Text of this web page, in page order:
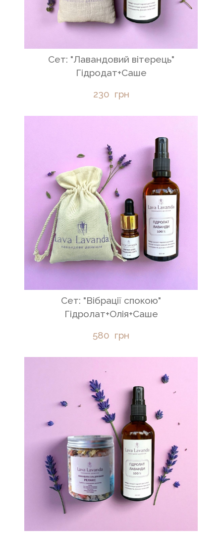
Сет: "Лавандовий вітерець"
Гідродат+Саше
230  грн
Сет: "Вібрації спокою"
Гідролат+Олія+Саше
580  грн